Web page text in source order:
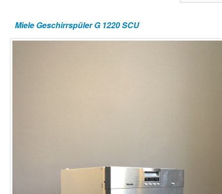
Miele Geschirrspüler G 1220 SCU